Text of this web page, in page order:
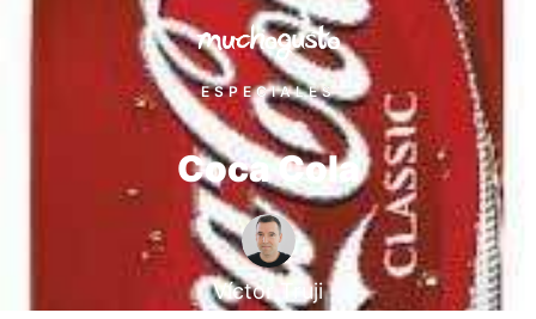
ESPECIALES
Coca Cola
Víctor Truji